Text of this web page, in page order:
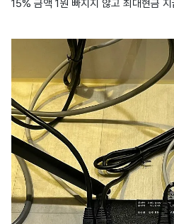
15% 금액 1원 빠지지 않고 최대현금 지